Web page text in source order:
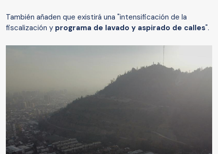
También añaden que existirá una "intensificación de la
fiscalización y programa de lavado y aspirado de calles".